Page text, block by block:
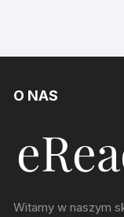
O NAS
Witamy w naszym